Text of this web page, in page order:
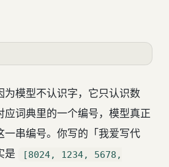
为模型不认识字，它只认识数
应词典里的一个编号，模型真正
一串编号。你写的「我爱写代
是
[8024, 1234, 5678,